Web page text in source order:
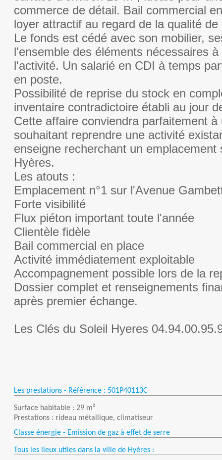
commerce de détail. Bail commercial
loyer attractif au regard de la qualité
Le fonds est cédé avec son mobilier,
l'ensemble des éléments nécessaires
l'activité. Un salarié en CDI à temps
en poste.
Possibilité de reprise du stock en
inventaire contradictoire établi au jour
Cette affaire conviendra parfaitement à
souhaitant reprendre une activité
enseigne recherchant un emplacement
Hyères.
Les atouts :
Emplacement n°1 sur l'Avenue
Forte visibilité
Flux piéton important toute l'année
Clientèle fidèle
Bail commercial en place
Activité immédiatement exploitable
Accompagnement possible lors de la
Dossier complet et renseignements
après premier échange.
Les Clés du Soleil Hyeres
Les prestations - Référence : 501P40113C
Surface habitable : 29 m²
Prestations : rideau métallique, climatiseur
Classe énergie - Emission de gaz à effet de serre
Tous les lieux utiles dans la ville de Hyères :